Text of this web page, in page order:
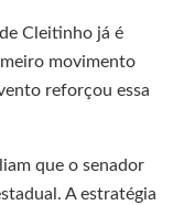
Cleitinho já é
movimento
reforçou essa
que o senador
A estratégia